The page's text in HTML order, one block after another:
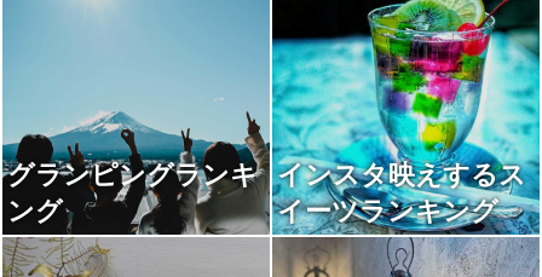
グランピングランキ
ング
インスタ映えするス
イーツランキング